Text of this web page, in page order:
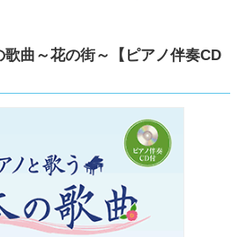
歌曲～花の街～【ピアノ伴奏CD